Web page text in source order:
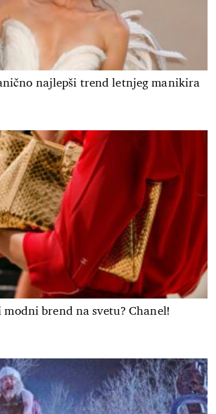
najlepši trend letnjeg manikira
brend na svetu? Chanel!